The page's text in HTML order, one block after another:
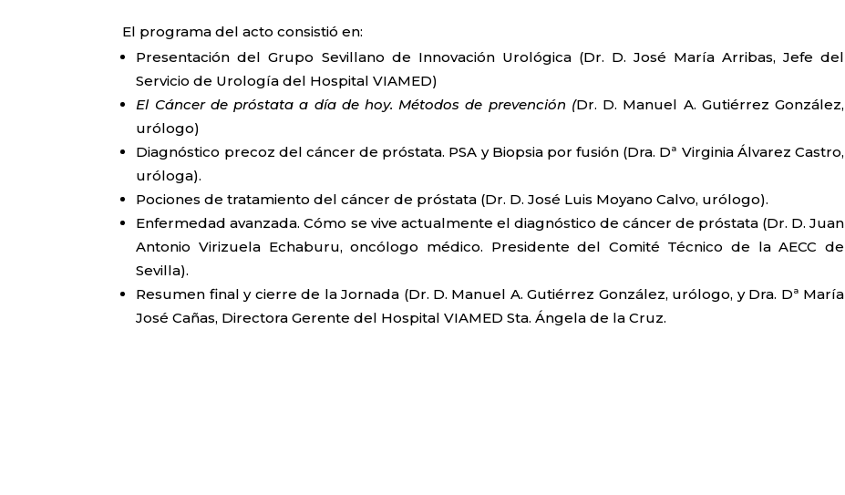
El programa del acto consistió en:
Presentación del Grupo Sevillano de Innovación Urológica (Dr. D. José María Arribas, Jefe del
Servicio de Urología del Hospital VIAMED)
El Cáncer de próstata a día de hoy. Métodos de prevención (Dr. D. Manuel A. Gutiérrez González,
urólogo)
Diagnóstico precoz del cáncer de próstata. PSA y Biopsia por fusión (Dra. Dª Virginia Álvarez Castro,
uróloga).
Pociones de tratamiento del cáncer de próstata (Dr. D. José Luis Moyano Calvo, urólogo).
Enfermedad avanzada. Cómo se vive actualmente el diagnóstico de cáncer de próstata (Dr. D. Juan
Antonio Virizuela Echaburu, oncólogo médico. Presidente del Comité Técnico de la AECC de
Sevilla).
Resumen final y cierre de la Jornada (Dr. D. Manuel A. Gutiérrez González, urólogo, y Dra. Dª María
José Cañas, Directora Gerente del Hospital VIAMED Sta. Ángela de la Cruz.